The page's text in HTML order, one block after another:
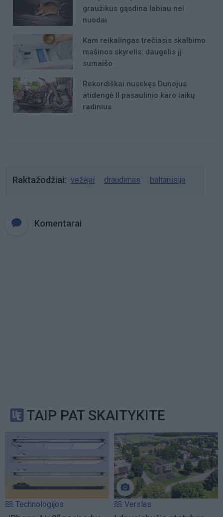
graužikus gąsdina labiau nei
nuodai
Kam reikalingas trečiasis skalbimo
mašinos skyrelis: daugelis jį
sumaišo
Rekordiškai nusekęs Dunojus
atidengė II pasaulinio karo laikų
radinius
Raktažodžiai vežėjai draudimas baltarusija
Komentarai
TAIP PAT SKAITYKITE
Technologijos Verslas